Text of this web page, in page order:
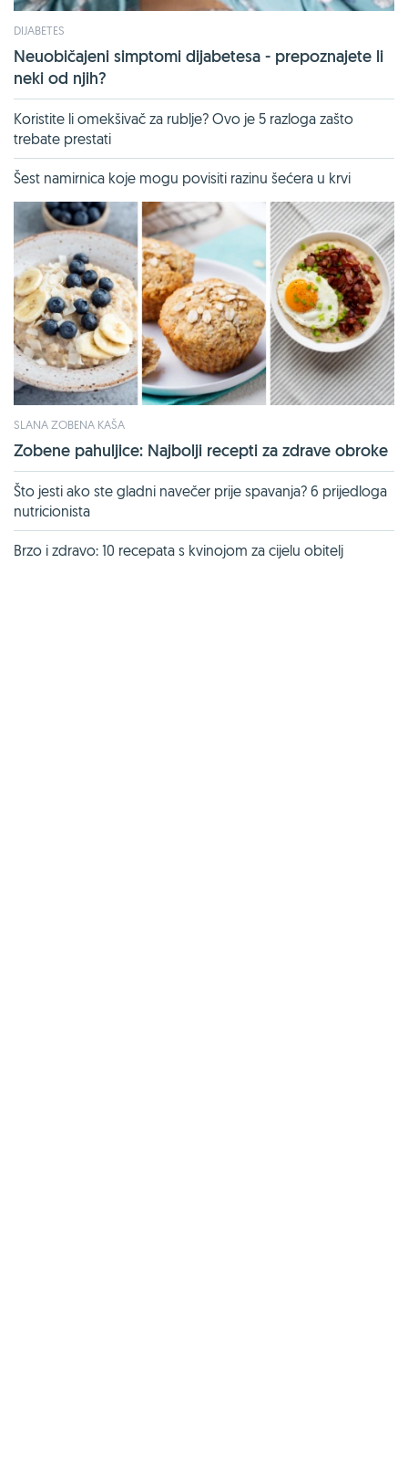
DIJABETES
Neuobičajeni simptomi dijabetesa - prepoznajete li
neki od njih?
Koristite li omekšivač za rublje? Ovo je 5 razloga zašto
trebate prestati
Šest namirnica koje mogu povisiti razinu šećera u krvi
SLANA ZOBENA KAŠA
Zobene pahuljice: Najbolji recepti za zdrave obroke
Što jesti ako ste gladni navečer prije spavanja? 6 prijedloga
nutricionista
Brzo i zdravo: 10 recepata s kvinojom za cijelu obitelj